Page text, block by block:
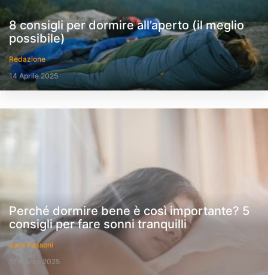
8 consigli per dormire all’aperto (il meglio
possibile)
Redazione
14 Aprile 2025
Perché dormire bene è così importante? 5
consigli per fare sonni tranquilli
Sara Passoni
17 Marzo 2025